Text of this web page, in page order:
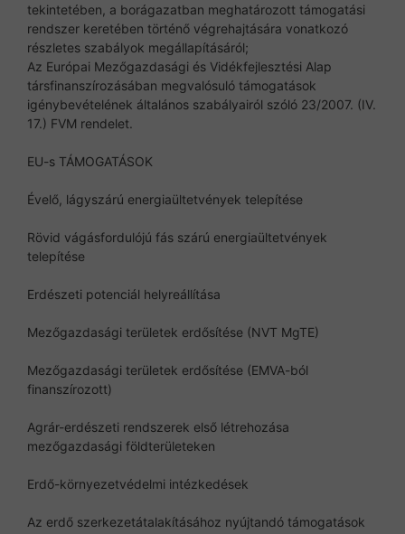
tekintetében, a borágazatban meghatározott támogatási
rendszer keretében történő végrehajtására vonatkozó
részletes szabályok megállapításáról;
Az Európai Mezőgazdasági és Vidékfejlesztési Alap
társfinanszírozásában megvalósuló támogatások
igénybevételének általános szabályairól szóló 23/2007. (IV.
17.) FVM rendelet.
EU-s TÁMOGATÁSOK
Évelő, lágyszárú energiaültetvények telepítése
Rövid vágásfordulójú fás szárú energiaültetvények
telepítése
Erdészeti potenciál helyreállítása
Mezőgazdasági területek erdősítése (NVT MgTE)
Mezőgazdasági területek erdősítése (EMVA-ból
finanszírozott)
Agrár-erdészeti rendszerek első létrehozása
mezőgazdasági földterületeken
Erdő-környezetvédelmi intézkedések
Az erdő szerkezetátalakításához nyújtandó támogatások